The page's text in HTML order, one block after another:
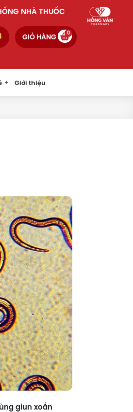
NHÀ THUỐC
GIỎ HÀNG
0
Giới thiệu
giun xoắn